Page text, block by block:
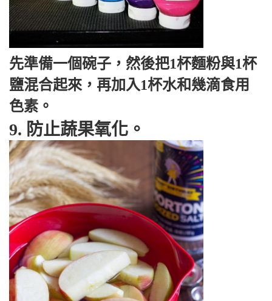
先準備一個碗子，然後把1杯麵粉與1杯
鹽混合起來，再加入1杯水和幾滴食用
色素。
9. 防止蔬果氧化。